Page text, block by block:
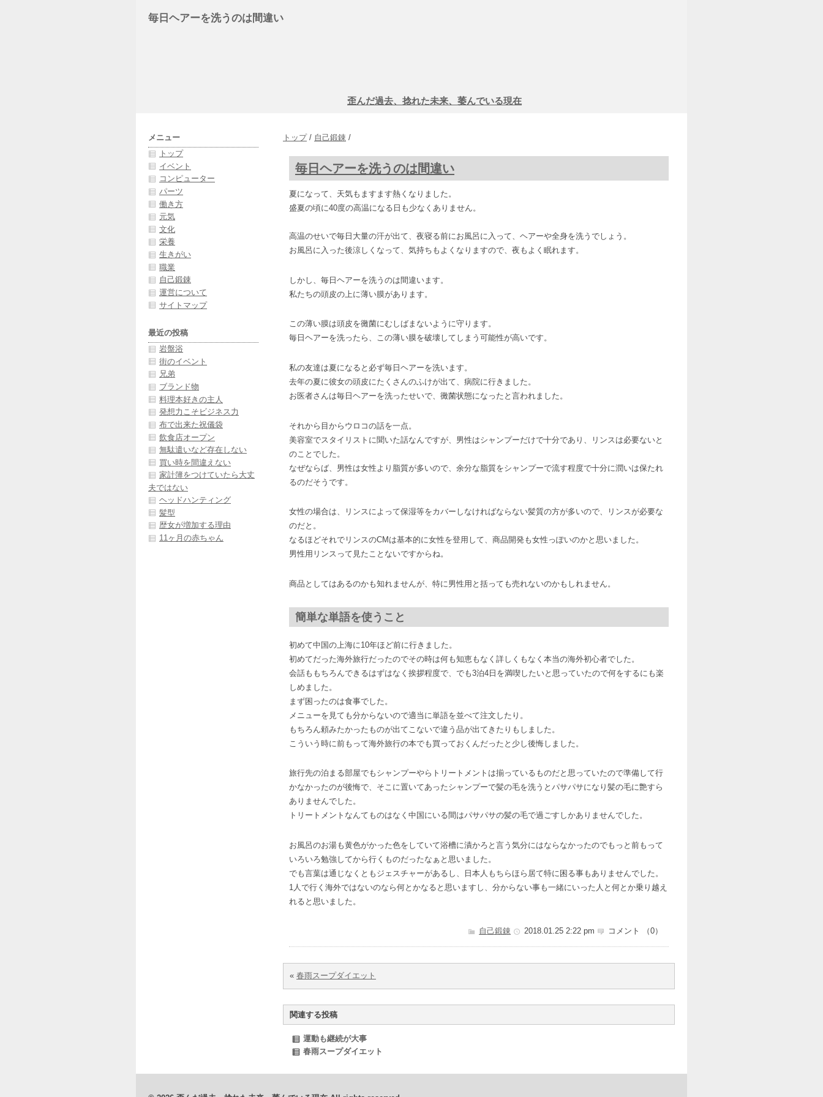
毎日ヘアーを洗うのは間違い
歪んだ過去、捻れた未来、萎んでいる現在
トップ/ 自己鍛錬 /
毎日ヘアーを洗うのは間違い
夏になって、天気もますます熱くなりました。
盛夏の頃に40度の高温になる日も少なくありません。
高温のせいで毎日大量の汗が出て、夜寝る前にお風呂に入って、ヘアーや全身を洗うでしょう。
お風呂に入った後涼しくなって、気持ちもよくなりますので、夜もよく眠れます。
しかし、毎日ヘアーを洗うのは間違います。
私たちの頭皮の上に薄い膜があります。
この薄い膜は頭皮を黴菌にむしばまないように守ります。
毎日ヘアーを洗ったら、この薄い膜を破壊してしまう可能性が高いです。
私の友達は夏になると必ず毎日ヘアーを洗います。
去年の夏に彼女の頭皮にたくさんのふけが出て、病院に行きました。
お医者さんは毎日ヘアーを洗ったせいで、黴菌状態になったと言われました。
それから目からウロコの話を一点。
美容室でスタイリストに聞いた話なんですが、男性はシャンプーだけで十分であり、リンスは必要ないと
のことでした。
なぜならば、男性は女性より脂質が多いので、余分な脂質をシャンプーで流す程度で十分に潤いは保たれ
るのだそうです。
女性の場合は、リンスによって保湿等をカバーしなければならない髪質の方が多いので、リンスが必要な
のだと。
なるほどそれでリンスのCMは基本的に女性を登用して、商品開発も女性っぽいのかと思いました。
男性用リンスって見たことないですからね。
商品としてはあるのかも知れませんが、特に男性用と括っても売れないのかもしれません。
簡単な単語を使うこと
初めて中国の上海に10年ほど前に行きました。
初めてだった海外旅行だったのでその時は何も知恵もなく詳しくもなく本当の海外初心者でした。
会話ももちろんできるはずはなく挨拶程度で、でも3泊4日を満喫したいと思っていたので何をするにも楽
しめました。
まず困ったのは食事でした。
メニューを見ても分からないので適当に単語を並べて注文したり。
もちろん頼みたかったものが出てこないで違う品が出てきたりもしました。
こういう時に前もって海外旅行の本でも買っておくんだったと少し後悔しました。
旅行先の泊まる部屋でもシャンプーやらトリートメントは揃っているものだと思っていたので準備して行
かなかったのが後悔で、そこに置いてあったシャンプーで髪の毛を洗うとパサパサになり髪の毛に艶すら
ありませんでした。
トリートメントなんてものはなく中国にいる間はパサパサの髪の毛で過ごすしかありませんでした。
お風呂のお湯も黄色がかった色をしていて浴槽に漬かろと言う気分にはならなかったのでもっと前もって
いろいろ勉強してから行くものだったなぁと思いました。
でも言葉は通じなくともジェスチャーがあるし、日本人もちらほら居て特に困る事もありませんでした。
1人で行く海外ではないのなら何とかなると思いますし、分からない事も一緒にいった人と何とか乗り越え
れると思いました。
自己鍛錬 2018.01.25 2:22 pm コメント （0）
« 春雨スープダイエット
関連する投稿
運動も継続が大事
春雨スープダイエット
メニュー
トップ
イベント
コンピューター
パーツ
働き方
元気
文化
栄養
生きがい
職業
自己鍛錬
運営について
サイトマップ
最近の投稿
岩盤浴
街のイベント
兄弟
ブランド物
料理本好きの主人
発想力こそビジネス力
布で出来た祝儀袋
飲食店オープン
無駄遣いなど存在しない
買い時を間違えない
家計簿をつけていたら大丈
夫ではない
ヘッドハンティング
髪型
歴女が増加する理由
11ヶ月の赤ちゃん